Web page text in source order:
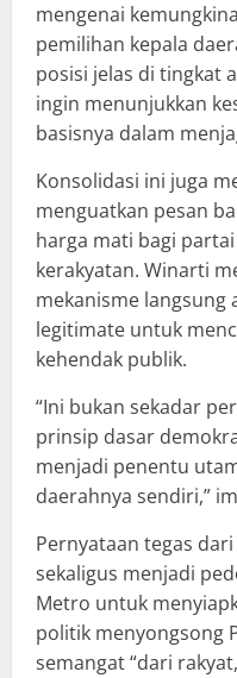
mengenai
pemilihan kepala
posisi jelas di tingkat
ingin menunjukkan
basisnya dalam
Konsolidasi ini juga
menguatkan pesan
harga mati bagi
kerakyatan. Winarti
mekanisme langsung
legitimate untuk
kehendak publik.
“Ini bukan sekadar
prinsip dasar
menjadi penentu
daerahnya sendiri,”
Pernyataan tegas
sekaligus menjadi
Metro untuk
politik menyongsong
semangat “dari